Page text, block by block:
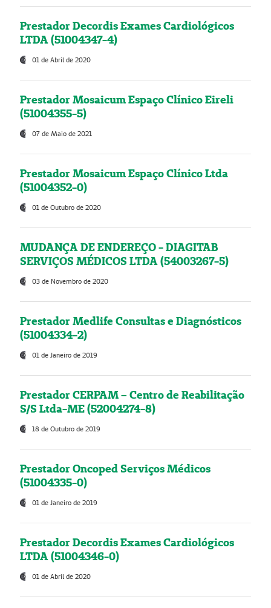
Prestador Decordis Exames Cardiológicos
LTDA (51004347-4)
01 de Abril de 2020
Prestador Mosaicum Espaço Clínico Eireli
(51004355-5)
07 de Maio de 2021
Prestador Mosaicum Espaço Clínico Ltda
(51004352-0)
01 de Outubro de 2020
MUDANÇA DE ENDEREÇO - DIAGITAB
SERVIÇOS MÉDICOS LTDA (54003267-5)
03 de Novembro de 2020
Prestador Medlife Consultas e Diagnósticos
(51004334-2)
01 de Janeiro de 2019
Prestador CERPAM – Centro de Reabilitação
S/S Ltda-ME (52004274-8)
18 de Outubro de 2019
Prestador Oncoped Serviços Médicos
(51004335-0)
01 de Janeiro de 2019
Prestador Decordis Exames Cardiológicos
LTDA (51004346-0)
01 de Abril de 2020